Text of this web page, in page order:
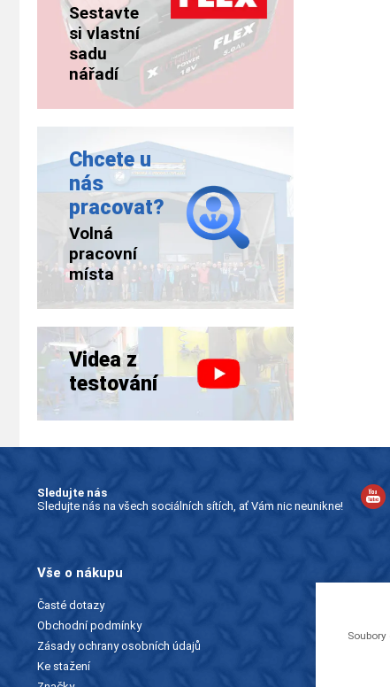
Sestavte
si vlastní
sadu
nářadí
Chcete u
nás
pracovat?
Volná
pracovní
místa
Videa z
testování
Sledujte nás
Sledujte nás na všech sociálních sítích, ať Vám nic neunikne!
Vše o nákupu
Časté dotazy
Obchodní podmínky
Zásady ochrany osobních údajů
Ke stažení